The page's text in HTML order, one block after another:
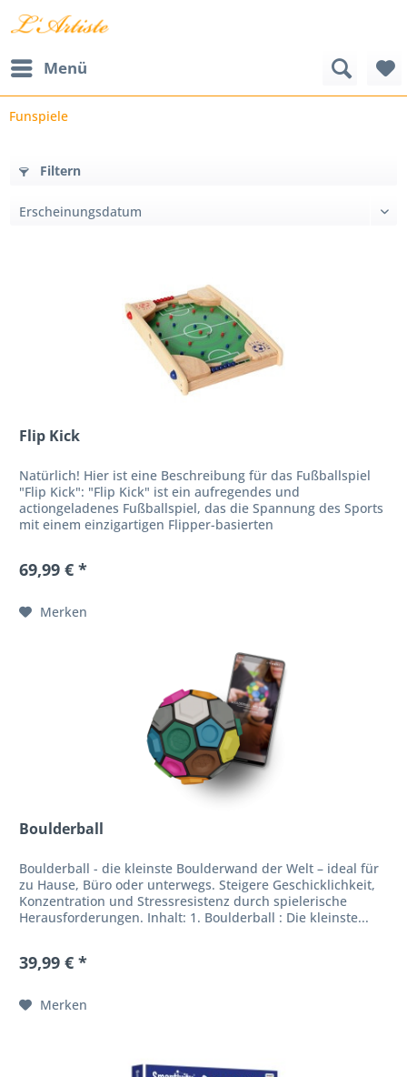
Menü
Funspiele
Filtern
Flip Kick
Natürlich! Hier ist eine Beschreibung für das Fußballspiel
"Flip Kick": "Flip Kick" ist ein aufregendes und
actiongeladenes Fußballspiel, das die Spannung des Sports
mit einem einzigartigen Flipper-basierten
69,99 € *
Merken
Boulderball
Boulderball - die kleinste Boulderwand der Welt – ideal für
zu Hause, Büro oder unterwegs. Steigere Geschicklichkeit,
Konzentration und Stressresistenz durch spielerische
Herausforderungen. Inhalt: 1. Boulderball : Die kleinste...
39,99 € *
Merken